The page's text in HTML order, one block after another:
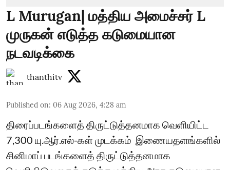
L Murugan| மத்திய அமைச்சர் L
முருகன் எடுத்த கடுமையான
நடவடிக்கை
thanthitv
Published on: 06 Aug 2026, 4:28 am
திரைப்படங்களைத் திருட்டுத்தனமாக வெளியிட்ட
7,300 யு.ஆர்.எல்-கள் முடக்கம் ​ இணையதளங்களில்
சினிமாப் படங்களைத் திருட்டுத்தனமாக